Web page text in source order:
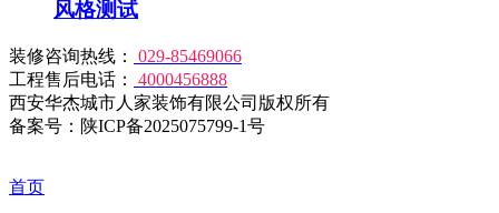
风格测试
装修咨询热线：
029-85469066
工程售后电话：
4000456888
西安华杰城市人家装饰有限公司版权所有
备案号：陕ICP备2025075799-1号
首页